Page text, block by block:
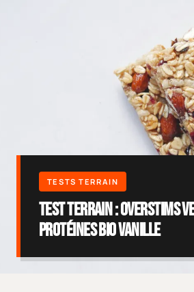
Test terrain : OVERSTIMS
Protéines Bio Vanille